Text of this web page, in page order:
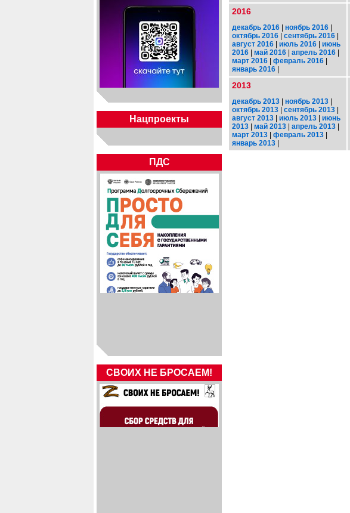
Нацпроекты
ПДС
СВОИХ НЕ БРОСАЕМ!
2016
декабрь 2016 | ноябрь 2016 |
октябрь 2016 | сентябрь 2016 |
август 2016 | июль 2016 | июнь
2016 | май 2016 | апрель 2016 |
март 2016 | февраль 2016 |
январь 2016 |
2013
декабрь 2013 | ноябрь 2013 |
октябрь 2013 | сентябрь 2013 |
август 2013 | июль 2013 | июнь
2013 | май 2013 | апрель 2013 |
март 2013 | февраль 2013 |
январь 2013 |